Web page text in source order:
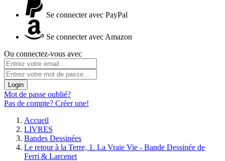
Se connecter avec PayPal
Se connecter avec Amazon
Ou connectez-vous avec
Login
Mot de passe oublié?
Pas de compte? Créer une!
Accueil
LIVRES
Bandes Dessinées
Le retour à la Terre, 1. La Vraie Vie - Bande Dessinée de
Ferri & Larcenet